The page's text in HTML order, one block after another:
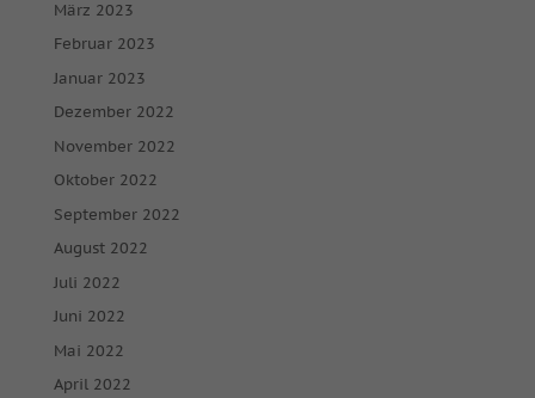
März 2023
Februar 2023
Januar 2023
Dezember 2022
November 2022
Oktober 2022
September 2022
August 2022
Juli 2022
Juni 2022
Mai 2022
April 2022